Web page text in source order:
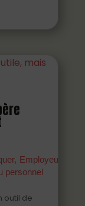
Employeurs
personnel
outil de